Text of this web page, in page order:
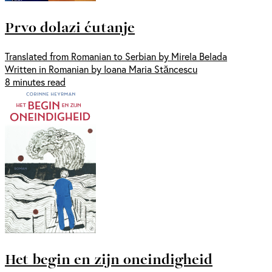
Prvo dolazi ćutanje
Translated from Romanian to Serbian by Mirela Belada
Written in Romanian by Ioana Maria Stăncescu
8 minutes read
Het begin en zijn oneindigheid